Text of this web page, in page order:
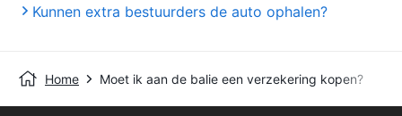
Kunnen extra bestuurders de auto ophalen?
Home Moet ik aan de balie een verzekering kopen?